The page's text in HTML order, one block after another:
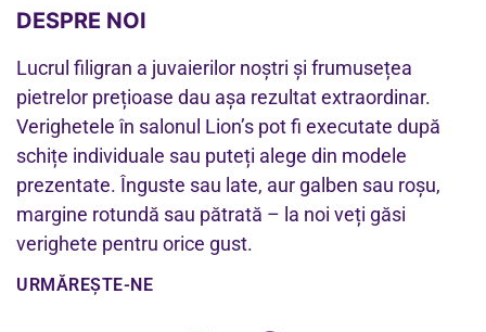
DESPRE NOI
Lucrul filigran a juvaierilor noștri și frumusețea
pietrelor prețioase dau așa rezultat extraordinar.
Verighetele în salonul Lion’s pot fi executate după
schițe individuale sau puteți alege din modele
prezentate. Înguste sau late, aur galben sau roșu,
margine rotundă sau pătrată – la noi veți găsi
verighete pentru orice gust.
URMĂREȘTE-NE